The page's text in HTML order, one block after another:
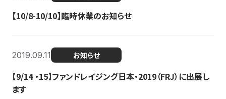
【10/8-10/10】臨時休業のお知らせ
2019.09.11 お知らせ
【9/14 ・15】ファンドレイジング日本・2019（FRJ）に出展し
ます